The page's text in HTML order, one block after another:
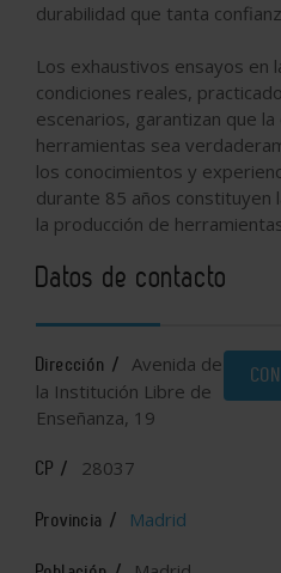
durabilidad que tanta
Los exhaustivos ensayos en
condiciones reales,
escenarios, garantizan que
herramientas sea
los conocimientos y
durante 85 años constituyen
la producción de
Datos de contacto
Dirección / Avenida de
la Institución Libre de
Enseñanza, 19
CP / 28037
Provincia / Madrid